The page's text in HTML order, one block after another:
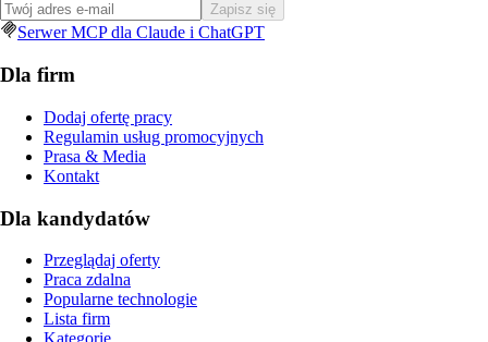
Zapisz się
Serwer MCP dla Claude i ChatGPT
Dla firm
Dodaj ofertę pracy
Regulamin usług promocyjnych
Prasa & Media
Kontakt
Dla kandydatów
Przeglądaj oferty
Praca zdalna
Popularne technologie
Lista firm